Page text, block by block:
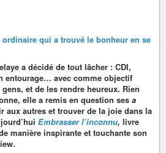
qui a trouvé le bonheur en se
a décidé de tout lâcher : CDI,
entourage… avec comme objectif
et de les rendre heureux. Rien
elle a remis en question ses a
aux autres et trouver de la joie dans la
Embrasser l’inconnu, livre
manière inspirante et touchante son